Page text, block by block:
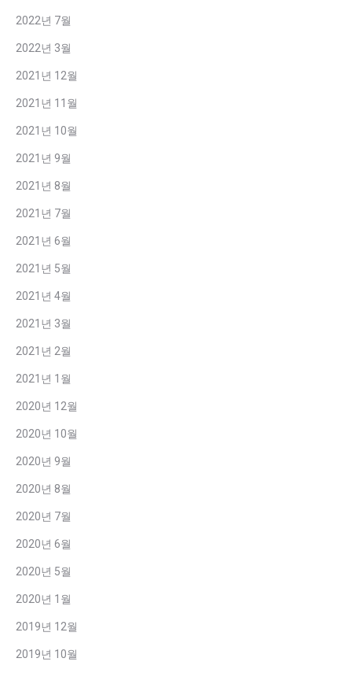
2022년 7월
2022년 3월
2021년 12월
2021년 11월
2021년 10월
2021년 9월
2021년 8월
2021년 7월
2021년 6월
2021년 5월
2021년 4월
2021년 3월
2021년 2월
2021년 1월
2020년 12월
2020년 10월
2020년 9월
2020년 8월
2020년 7월
2020년 6월
2020년 5월
2020년 1월
2019년 12월
2019년 10월